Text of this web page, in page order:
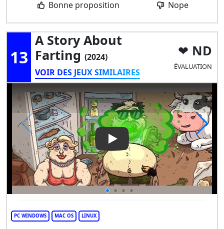
Bonne proposition Nope
13
A Story About
Farting (2024)
VOIR DES JEUX SIMILAIRES
ND
ÉVALUATION
Play Video: A Story About
PC WINDOWS MAC OS LINUX